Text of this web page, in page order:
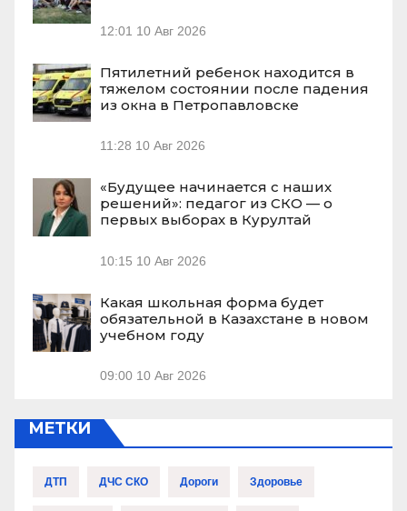
12:01 10 Авг 2026
Пятилетний ребенок находится в
тяжелом состоянии после падения
из окна в Петропавловске
11:28 10 Авг 2026
«Будущее начинается с наших
решений»: педагог из СКО — о
первых выборах в Курултай
10:15 10 Авг 2026
Какая школьная форма будет
обязательной в Казахстане в новом
учебном году
09:00 10 Авг 2026
МЕТКИ
ДТП ДЧС СКО Дороги Здоровье